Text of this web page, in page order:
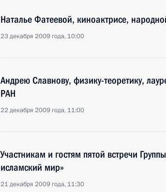
Наталье Фатеевой, киноактрисе,
23 декабря 2009 года, 10:00
Андрею Славнову, физику-теоретику,
РАН
22 декабря 2009 года, 11:00
Участникам и гостям пятой встречи
исламский мир»
21 декабря 2009 года, 11:30